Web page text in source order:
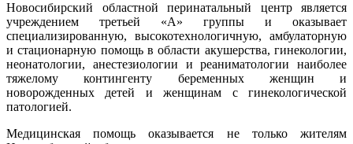
Новосибирский областной перинатальный центр является
учреждением третьей «А» группы и оказывает
специализированную, высокотехнологичную, амбулаторную
и стационарную помощь в области акушерства, гинекологии,
неонатологии, анестезиологии и реаниматологии наиболее
тяжелому контингенту беременных женщин и
новорожденных детей и женщинам с гинекологической
патологией.
Медицинская помощь оказывается не только жителям